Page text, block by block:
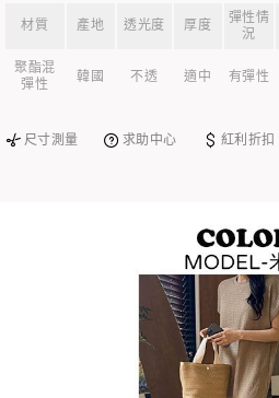
材質 產地 透光度 厚度
彈性情
況
聚酯混
彈性
韓國 不透 適中 有彈性
尺寸測量 求助中心 紅利折扣